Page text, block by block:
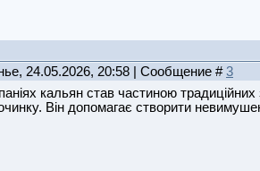
24.05.2026, 20:58 | Сообщение #3
кальян став частиною
Він допомагає створити